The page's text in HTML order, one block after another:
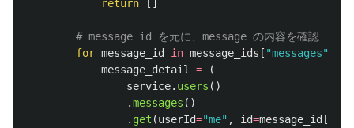
return
[]
for message_id in message_ids [ "messages"
message_detail
=
(
service. users ()
.messages ()
. get (userId="me" , id=message_id [